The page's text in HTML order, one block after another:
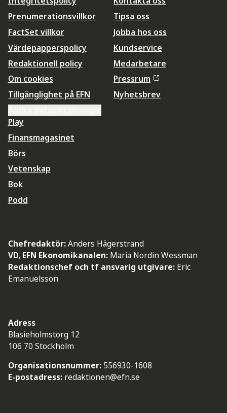
Prenumerationsvillkor
FactSet villkor
Värdepapperspolicy
Redaktionell policy
Om cookies
Tillgänglighet på EFN
Tipsa oss
Jobba hos oss
Kundservice
Medarbetare
Pressrum
Nyhetsbrev
Play
Finansmagasinet
Börs
Vetenskap
Bok
Podd
Chefredaktör:Anders Hägerstrand
VD, EFN Ekonomikanalen: Maria Nordin Wessman
Redaktionschef och tf ansvarig utgivare: Eric
Emanuelsson
Adress
Blasieholmstorg 12
106 70 Stockholm
Organisationsnummer: 556930-1608
E-postadress: redaktionen@efn.se